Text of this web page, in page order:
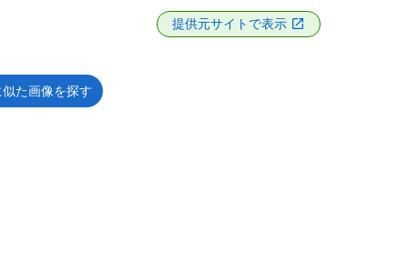
提供元サイトで表示
た画像を探す